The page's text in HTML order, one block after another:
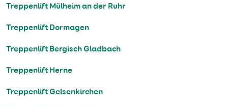
Treppenlift Mülheim an der Ruhr
Treppenlift Dormagen
Treppenlift Bergisch Gladbach
Treppenlift Herne
Treppenlift Gelsenkirchen